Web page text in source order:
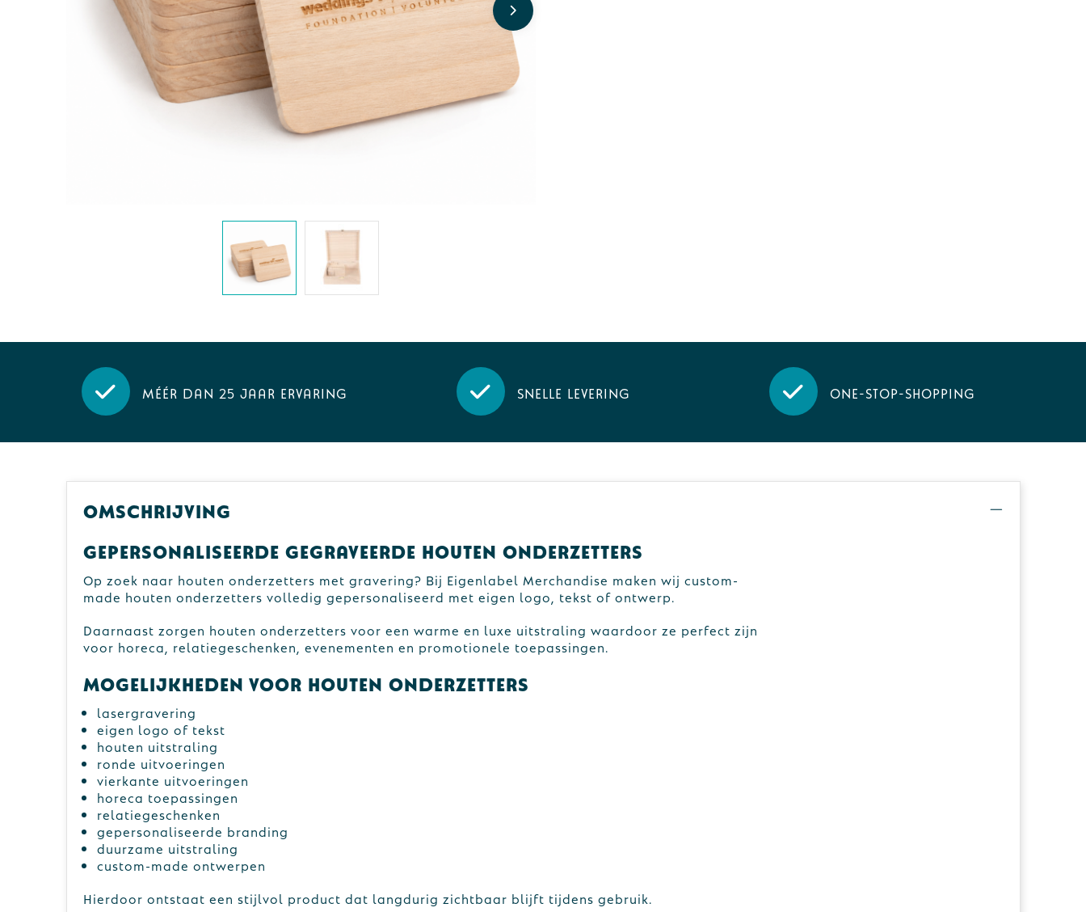
Méér dan 25 jaar ervaring Snelle levering One-stop-shopping
Omschrijving
Gepersonaliseerde gegraveerde houten onderzetters
Op zoek naar houten onderzetters met gravering? Bij Eigenlabel Merchandise maken wij custom-
made houten onderzetters volledig gepersonaliseerd met eigen logo, tekst of ontwerp.
Daarnaast zorgen houten onderzetters voor een warme en luxe uitstraling waardoor ze perfect zijn
voor horeca, relatiegeschenken, evenementen en promotionele toepassingen.
Mogelijkheden voor houten onderzetters
lasergravering
eigen logo of tekst
houten uitstraling
ronde uitvoeringen
vierkante uitvoeringen
horeca toepassingen
relatiegeschenken
gepersonaliseerde branding
duurzame uitstraling
custom-made ontwerpen
Hierdoor ontstaat een stijlvol product dat langdurig zichtbaar blijft tijdens gebruik.